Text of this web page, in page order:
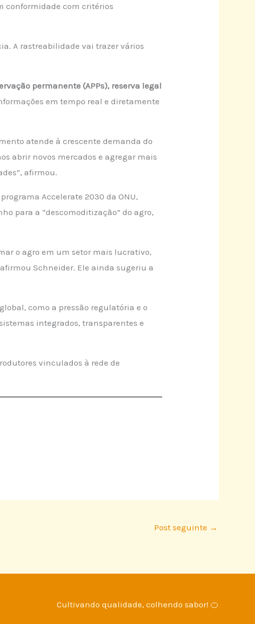
conformidade com critérios
A rastreabilidade vai trazer vários
permanente (APPs), reserva legal
em tempo real e diretamente
atende à crescente demanda do
abrir novos mercados e agregar mais
afirmou.
Accelerate 2030 da ONU,
para a “descomoditização” do agro,
o agro em um setor mais lucrativo,
Schneider. Ele ainda sugeriu a
como a pressão regulatória e o
integrados, transparentes e
vinculados à rede de
Post seguinte →
Cultivando qualidade, colhendo sabor! 🍊